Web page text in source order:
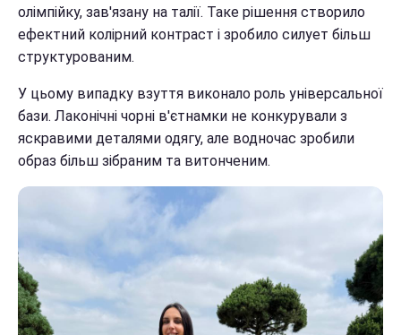
олімпійку, зав'язану на талії. Таке рішення створило
ефектний колірний контраст і зробило силует більш
структурованим.
У цьому випадку взуття виконало роль універсальної
бази. Лаконічні чорні в'єтнамки не конкурували з
яскравими деталями одягу, але водночас зробили
образ більш зібраним та витонченим.